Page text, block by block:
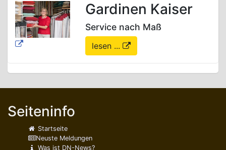
Gardinen Kaiser
Service nach Maß
lesen ...
Seiteninfo
Startseite
Neuste Meldungen
Was ist DN-News?